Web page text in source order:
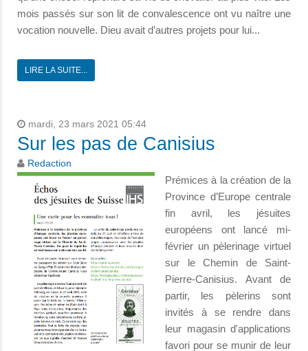
mois passés sur son lit de convalescence ont vu naître une
voca­tion nouvelle. Dieu avait d’au­tres projets pour lui...
LIRE LA SUITE...
mardi, 23 mars 2021 05:44
Sur les pas de Canisius
Redaction
Prémices à la création de la
Province d’Europe centrale
fin avril, les jésuites
européens ont lancé mi-
février un pèlerinage virtuel
sur le Chemin de Saint-
Pierre-Canisius. Avant de
partir, les pèlerins sont
invités à se rendre dans
leur magasin d'applications
favori pour se munir de leur